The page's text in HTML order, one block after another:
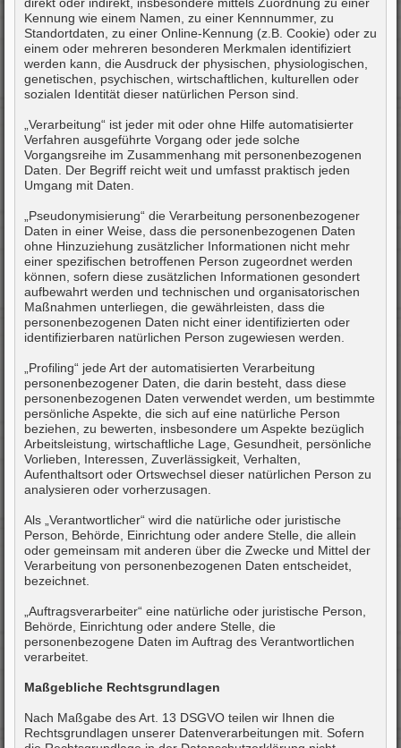
direkt oder indirekt, insbesondere mittels Zuordnung zu einer
Kennung wie einem Namen, zu einer Kennnummer, zu
Standortdaten, zu einer Online-Kennung (z.B. Cookie) oder zu
einem oder mehreren besonderen Merkmalen identifiziert
werden kann, die Ausdruck der physischen, physiologischen,
genetischen, psychischen, wirtschaftlichen, kulturellen oder
sozialen Identität dieser natürlichen Person sind.
„Verarbeitung“ ist jeder mit oder ohne Hilfe automatisierter
Verfahren ausgeführte Vorgang oder jede solche
Vorgangsreihe im Zusammenhang mit personenbezogenen
Daten. Der Begriff reicht weit und umfasst praktisch jeden
Umgang mit Daten.
„Pseudonymisierung“ die Verarbeitung personenbezogener
Daten in einer Weise, dass die personenbezogenen Daten
ohne Hinzuziehung zusätzlicher Informationen nicht mehr
einer spezifischen betroffenen Person zugeordnet werden
können, sofern diese zusätzlichen Informationen gesondert
aufbewahrt werden und technischen und organisatorischen
Maßnahmen unterliegen, die gewährleisten, dass die
personenbezogenen Daten nicht einer identifizierten oder
identifizierbaren natürlichen Person zugewiesen werden.
„Profiling“ jede Art der automatisierten Verarbeitung
personenbezogener Daten, die darin besteht, dass diese
personenbezogenen Daten verwendet werden, um bestimmte
persönliche Aspekte, die sich auf eine natürliche Person
beziehen, zu bewerten, insbesondere um Aspekte bezüglich
Arbeitsleistung, wirtschaftliche Lage, Gesundheit, persönliche
Vorlieben, Interessen, Zuverlässigkeit, Verhalten,
Aufenthaltsort oder Ortswechsel dieser natürlichen Person zu
analysieren oder vorherzusagen.
Als „Verantwortlicher“ wird die natürliche oder juristische
Person, Behörde, Einrichtung oder andere Stelle, die allein
oder gemeinsam mit anderen über die Zwecke und Mittel der
Verarbeitung von personenbezogenen Daten entscheidet,
bezeichnet.
„Auftragsverarbeiter“ eine natürliche oder juristische Person,
Behörde, Einrichtung oder andere Stelle, die
personenbezogene Daten im Auftrag des Verantwortlichen
verarbeitet.
Maßgebliche Rechtsgrundlagen
Nach Maßgabe des Art. 13 DSGVO teilen wir Ihnen die
Rechtsgrundlagen unserer Datenverarbeitungen mit. Sofern